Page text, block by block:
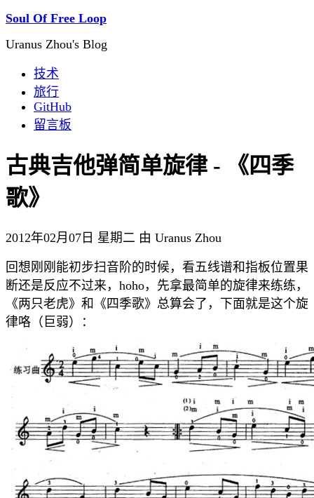
Soul Of Free Loop
Uranus Zhou's Blog
技术
旅行
GitHub
留言板
古典吉他弹简单旋律 - 《四季
歌》
2012年02月07日 星期二 由 Uranus Zhou
回想刚刚能初步扫音阶的时候，看五线谱和指板位置果
断还是反应不过来，hoho，先拿最简单的旋律来练练，
《两只老虎》和《四季歌》总算会了，下面就是这个旋
律咯（巨弱）：